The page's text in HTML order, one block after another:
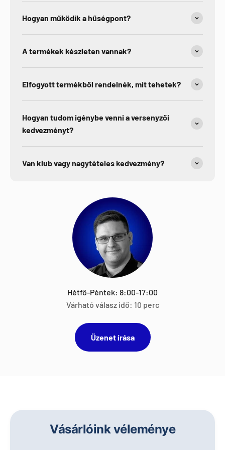
Hogyan működik a hűségpont?
A termékek készleten vannak?
Elfogyott termékből rendelnék, mit tehetek?
Hogyan tudom igénybe venni a versenyzői
kedvezményt?
Van klub vagy nagytételes kedvezmény?
Hétfő-Péntek: 8:00-17:00
Várható válasz idő: 10 perc
Üzenet írása
Vásárlóink véleménye